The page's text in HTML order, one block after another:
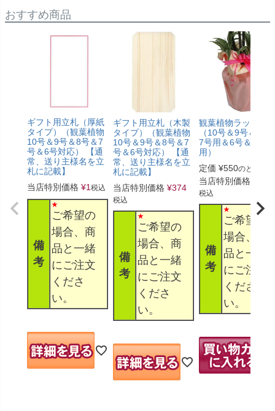
おすすめ商品
ギフト用立札（厚紙
タイプ）（観葉植物
10号＆9号＆8号＆7
号＆6号対応） 【通
常、送り主様名を立
札に記載】
当店特別価格 ¥1税込
備
考
ご希望の
場合、商
品と一緒
にご注文
くださ
い。
ギフト用立札（木製
タイプ）（観葉植物
10号＆9号＆8号＆7
号＆6号対応） 【通
常、送り主様名を立
札に記載】
当店特別価格 ¥374
税込
備
考
ご希望の
場合、商
品と一緒
にご注文
くださ
い。
観葉植物ラッピン
（10号＆9号＆8号
7号用＆6号＆5号
用）
定価 ¥550のところ
当店特別価格
税込
備
考
ご希望の
場合、商
品と一緒
にご注文
くださ
い。